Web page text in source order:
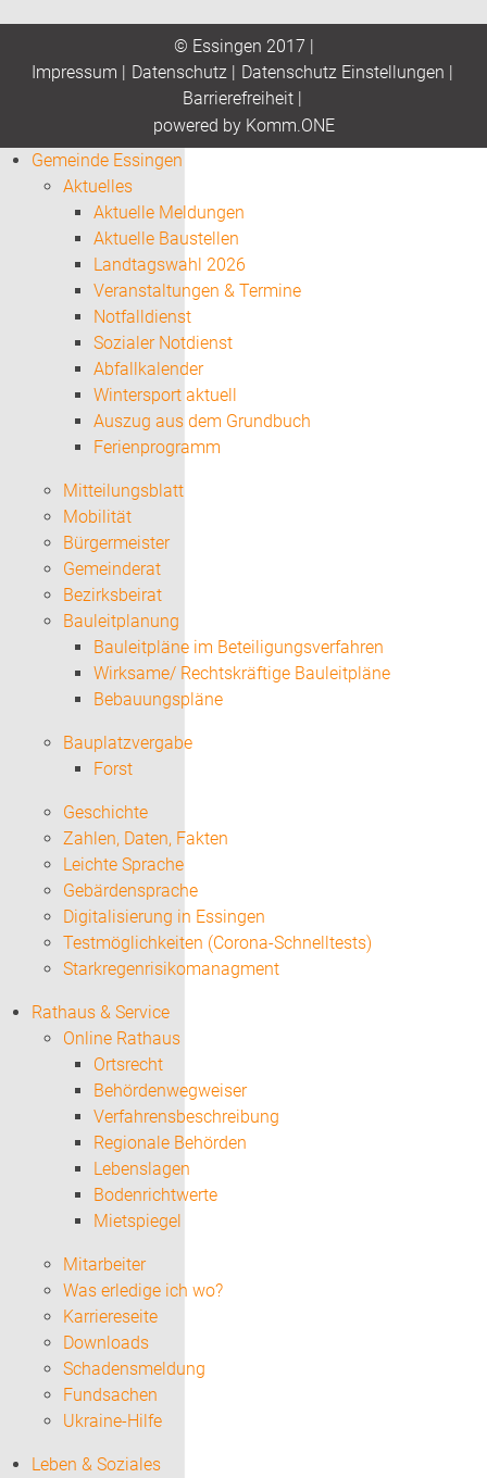
© Essingen 2017 |
Impressum | Datenschutz| Datenschutz Einstellungen |
Barrierefreiheit|
powered by Komm.ONE
Gemeinde Essingen
Aktuelles
Aktuelle Meldungen
Aktuelle Baustellen
Landtagswahl 2026
Veranstaltungen & Termine
Notfalldienst
Sozialer Notdienst
Abfallkalender
Wintersport aktuell
Auszug aus dem Grundbuch
Ferienprogramm
Mitteilungsblatt
Mobilität
Bürgermeister
Gemeinderat
Bezirksbeirat
Bauleitplanung
Bauleitpläne im Beteiligungsverfahren
Wirksame/ Rechtskräftige Bauleitpläne
Bebauungspläne
Bauplatzvergabe
Forst
Geschichte
Zahlen, Daten, Fakten
Leichte Sprache
Gebärdensprache
Digitalisierung in Essingen
Testmöglichkeiten (Corona-Schnelltests)
Starkregenrisikomanagment
Rathaus & Service
Online Rathaus
Ortsrecht
Behördenwegweiser
Verfahrensbeschreibung
Regionale Behörden
Lebenslagen
Bodenrichtwerte
Mietspiegel
Mitarbeiter
Was erledige ich wo?
Karriereseite
Downloads
Schadensmeldung
Fundsachen
Ukraine-Hilfe
Leben & Soziales